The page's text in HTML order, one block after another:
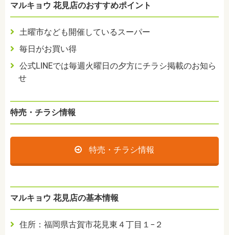
マルキョウ 花見店のおすすめポイント
土曜市なども開催しているスーパー
毎日がお買い得
公式LINEでは毎週火曜日の夕方にチラシ掲載のお知ら
せ
特売・チラシ情報
特売・チラシ情報
マルキョウ 花見店の基本情報
住所：福岡県古賀市花見東４丁目１−２